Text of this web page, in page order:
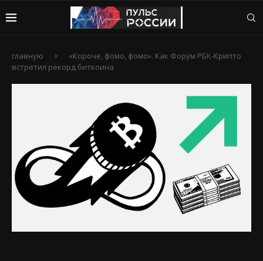
главную
«Короче, фомо, фомо». Как Форум РБК-Крипто
встретил рекорд биткоина